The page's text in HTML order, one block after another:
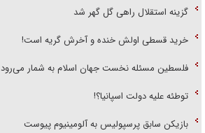
گزینه استقلال راهی گل گهر شد
خرید قسطی اولش خنده و آخرش گریه است!
فلسطین مسئله نخست جهان اسلام به شمار می‌رود
توطئه علیه دولت اسپانیا؟!
بازیکن سابق پرسپولیس به آلومینیوم پیوست